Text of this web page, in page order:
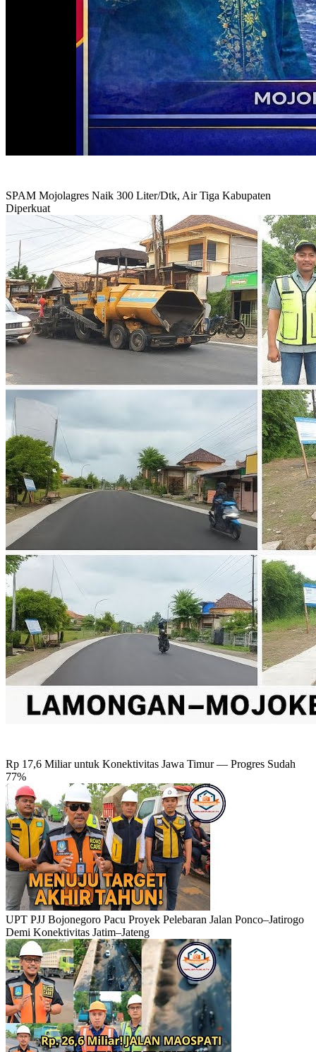
SPAM Mojolagres Naik 300 Liter/Dtk, Air Tiga Kabupaten
Diperkuat
Rp 17,6 Miliar untuk Konektivitas Jawa Timur — Progres Sudah
77%
UPT PJJ Bojonegoro Pacu Proyek Pelebaran Jalan Ponco–Jatirogo
Demi Konektivitas Jatim–Jateng